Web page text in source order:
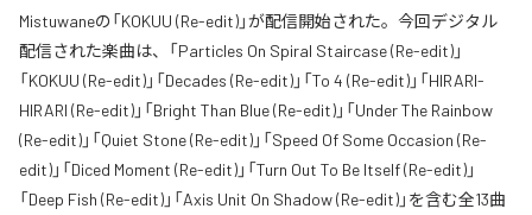
Mistuwaneの「KOKUU (Re-edit)」が配信開始された。今回デジタル
配信された楽曲は、「Particles On Spiral Staircase (Re-edit)」
「KOKUU (Re-edit)」「Decades (Re-edit)」「To 4 (Re-edit)」「HIRARI-
HIRARI (Re-edit)」「Bright Than Blue (Re-edit)」「Under The Rainbow
(Re-edit)」「Quiet Stone (Re-edit)」「Speed Of Some Occasion (Re-
edit)」「Diced Moment (Re-edit)」「Turn Out To Be Itself (Re-edit)」
「Deep Fish (Re-edit)」「Axis Unit On Shadow (Re-edit)」を含む全13曲